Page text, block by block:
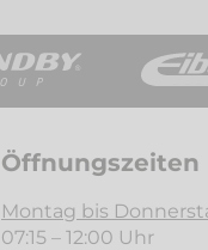
Öffnungszeiten
Montag bis
07:15 – 12:00 Uhr